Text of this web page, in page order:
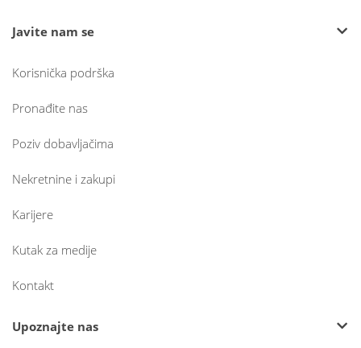
Javite nam se
Korisnička podrška
Pronađite nas
Poziv dobavljačima
Nekretnine i zakupi
Karijere
Kutak za medije
Kontakt
Upoznajte nas